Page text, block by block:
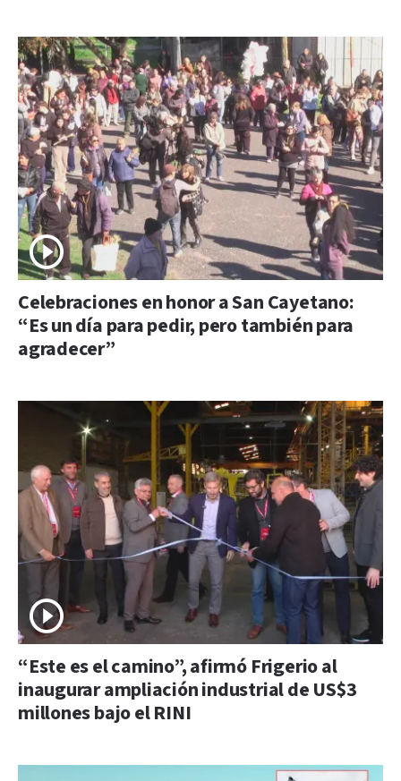
Celebraciones en honor a San Cayetano:
“Es un día para pedir, pero también para
agradecer”
“Este es el camino”, afirmó Frigerio al
inaugurar ampliación industrial de US$3
millones bajo el RINI